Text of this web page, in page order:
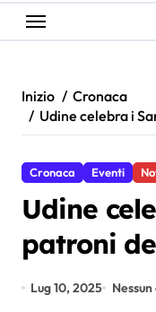
Inizio
Cronaca
Udine celebra i
Cronaca Eventi
Udine
patroni
Lug 10, 2025